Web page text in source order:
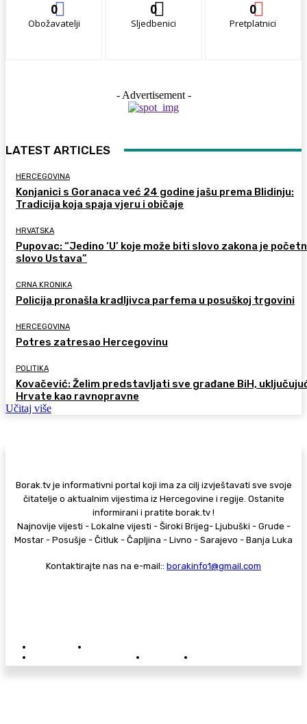
0
Obožavatelji
0
Sljedbenici
0
Pretplatnici
- Advertisement -
LATEST ARTICLES
HERCEGOVINA
Konjanici s Goranaca već 24 godine jašu prema Blidinju:
Tradicija koja spaja vjeru i običaje
HRVATSKA
Pupovac: “Jedino ‘U’ koje može biti slovo zakona je
slovo Ustava”
CRNA KRONIKA
Policija pronašla kradljivca parfema u posuškoj trgovini
HERCEGOVINA
Potres zatresao Hercegovinu
POLITIKA
Kovačević: Želim predstavljati sve građane BiH,
Hrvate kao ravnopravne
Učitaj više
Borak.tv je informativni portal koji ima za cilj izvještavati sve svoje
čitatelje o aktualnim vijestima iz Hercegovine i regije. Ostanite
informirani i pratite borak.tv !
Najnovije vijesti - Lokalne vijesti - Široki Brijeg- Ljubuški - Grude -
Mostar - Posušje - Čitluk - Čapljina - Livno - Sarajevo - Banja Luka
Kontaktirajte nas na e-mail:: borakinfo1@gmail.com